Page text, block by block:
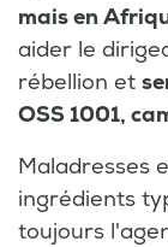
mais en
aider le
rébellion et
OSS 1001,
Maladresses
ingrédients
toujours